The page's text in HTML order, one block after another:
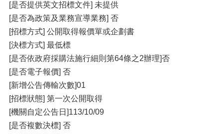
[是否提供英文招標文件] 未提供
[是否為政策及業務宣導業務] 否
[招標方式] 公開取得報價單或企劃書
[決標方式] 最低標
[是否依政府採購法施行細則第64條之2辦理]否
[是否電子報價] 否
[新增公告傳輸次數]01
[招標狀態] 第一次公開取得
[機關自定公告日]113/10/09
[是否複數決標] 否